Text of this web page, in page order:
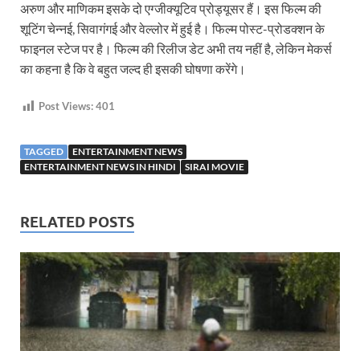
अरुण और माणिकम इसके दो एग्जीक्यूटिव प्रोड्यूसर हैं। इस फिल्म की
शूटिंग चेन्नई, सिवागंगई और वेल्लोर में हुई है। फिल्म पोस्ट-प्रोडक्शन के
फाइनल स्टेज पर है। फिल्म की रिलीज डेट अभी तय नहीं है, लेकिन मेकर्स
का कहना है कि वे बहुत जल्द ही इसकी घोषणा करेंगे।
Post Views:401
TAGGED
ENTERTAINMENT NEWS
ENTERTAINMENT NEWS IN HINDI
SIRAI MOVIE
RELATED POSTS